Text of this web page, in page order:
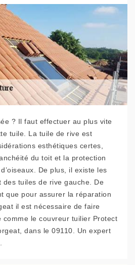
? Il faut effectuer au plus vite
tuile. La tuile de rive est
esthétiques certes,
du toit et la protection
De plus, il existe les
tuiles de rive gauche. De
que pour assurer la réparation
il est nécessaire de faire
comme le couvreur tuilier Protect
dans le 09110. Un expert